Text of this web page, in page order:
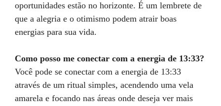
oportunidades estão no horizonte. É um lembrete de
que a alegria e o otimismo podem atrair boas
energias para sua vida.
Como posso me conectar com a energia de 13:33?
Você pode se conectar com a energia de 13:33
através de um ritual simples, acendendo uma vela
amarela e focando nas áreas onde deseja ver mais